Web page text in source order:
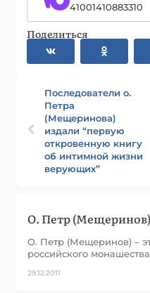
41001410883310
Поделиться
Последователи о.
Петра
(Мещеринова)
издали “первую
откровенную книгу
об интимной жизни
верующих”
О. Петр
О. Петр (Мещеринов) –
российского
29.12.2011